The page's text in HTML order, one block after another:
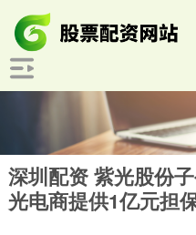
深圳配资 紫光股份
光电商提供1亿元担